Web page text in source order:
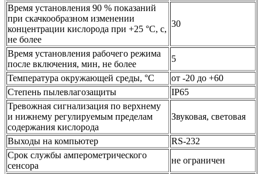
Время установления 90 % показаний
при скачкообразном изменении
концентрации кислорода при +25 °С, с,
не более
30
Время установления рабочего режима
после включения, мин, не более
5
Температура окружающей среды, °С
от -20 до +60
Cтепень пылевлагозащиты
IP65
Тревожная сигнализация по верхнему
и нижнему регулируемым пределам
содержания кислорода
Звуковая, световая
Выходы на компьютер
RS-232
Срок службы амперометрического
сенсора
не ограничен